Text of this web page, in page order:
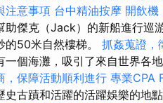
注意事項 台中精油按摩 開飲機
助傑克（Jack）的新船進行巡
的50米自然樓梯。 抓姦蒐證，
一個海灘，吸引了來自世界各
，保障活動順利進行 專業CPA
史古蹟和活躍的活躍娛樂的地點